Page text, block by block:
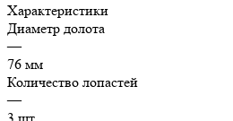
Характеристики
Диаметр долота
—
76 мм
Количество лопастей
—